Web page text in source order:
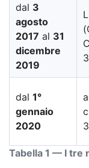
Tabella 1 — I tre
dal 3
agosto
2017 al 31
dicembre
2019
dal 1°
gennaio
2020